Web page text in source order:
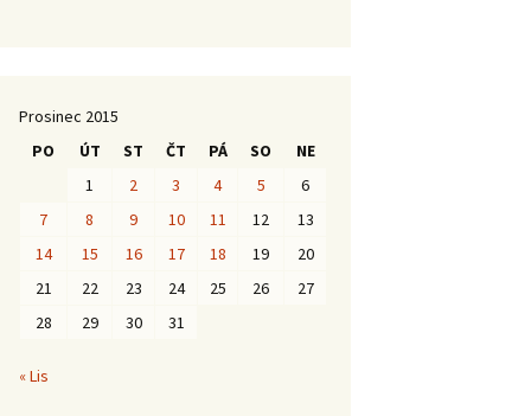
Prosinec 2015
PO
ÚT ST ČT PÁ SO
NE
1
2 3 4 5
6
7
8 9 10 11 12
13
14
15 16 17 18 19
20
21
22 23 24 25 26
27
28
29 30 31
« Lis